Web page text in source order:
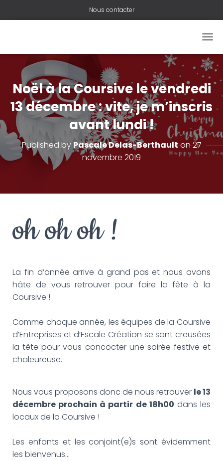
Nous contacter
U
V
R
I
R
F
E
A
N
Noël à la Coursive le vendredi
13 décembre : vite, je m’inscris
avant lundi !
Published byPascale Delas-Berthaulton27
novembre 2019
oh oh oh !
La fin d’année arrive à grand pas et nous avons
hâte de vous retrouver pour faire la fête à la
Coursive !
Comme chaque année, les équipes de la Coursive
d’Entreprises et d’Escale Création se sont creusées
la tête pour vous concocter une soirée festive et
chaleureuse.
Nous vous proposons donc de nous retrouver le 13
décembre prochain à partir de 18h00 dans les
locaux de la Coursive !
Les enfants et les conjoint(e)s sont évidemment
les bienvenus…